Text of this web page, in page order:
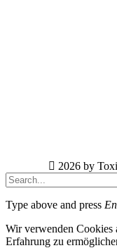
2026 by
Type above and press
Wir verwenden Cookies
Erfahrung zu